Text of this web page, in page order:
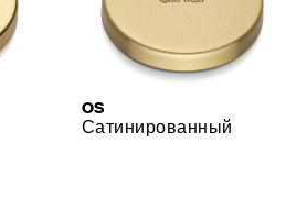
OS
Сатинированный